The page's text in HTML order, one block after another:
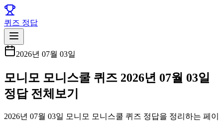
퀴즈 정답
2026년 07월 03일
모니모 모니스쿨 퀴즈 2026년 07월 03일
정답 전체보기
2026년 07월 03일 모니모 모니스쿨 퀴즈 정답을 정리하는 페이